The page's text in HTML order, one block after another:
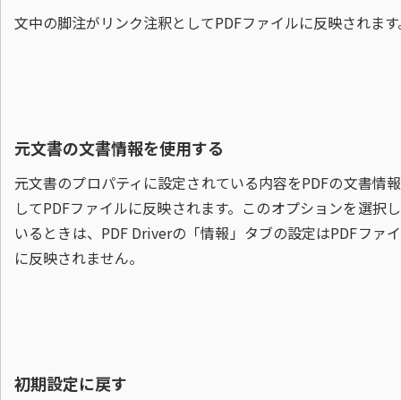
文中の脚注がリンク注釈としてPDFファイルに反映されま
元文書の文書情報を使用する
元文書のプロパティに設定されている内容をPDFの文書情
してPDFファイルに反映されます。このオプションを選択
いるときは、PDF Driverの「情報」タブの設定はPDFファ
に反映されません。
初期設定に戻す